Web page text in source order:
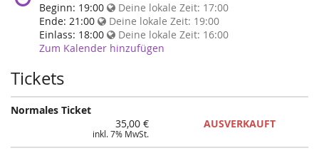
findet
diese
Veranstaltung
statt?
Beginn: 19:00 Deine lokale Zeit: 17:00
Ende: 21:00 Deine lokale Zeit: 19:00
Einlass: 18:00 Deine lokale Zeit: 16:00
Zum Kalender hinzufügen
Tickets
Normales Ticket
35,00 €
inkl. 7% MwSt.
AUSVERKAUFT